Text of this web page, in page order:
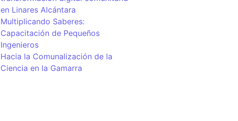
en Linares Alcántara
Multiplicando Saberes:
Capacitación de Pequeños
Ingenieros
Hacia la Comunalización de la
Ciencia en la Gamarra